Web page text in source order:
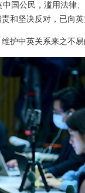
国公民，滥用法律
和坚决反对，已向
护中英关系来之不